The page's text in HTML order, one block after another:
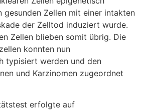
gesunden Zellen mit einer intakten
der Zelltod induziert wurde.
Zellen blieben somit übrig. Die
konnten nun
typisiert werden und den
und Karzinomen zugeordnet
erfolgte auf